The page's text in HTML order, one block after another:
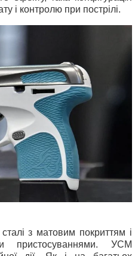
і контролю при пострілі.
з матовим покриттям і
пристосуваннями. УСМ